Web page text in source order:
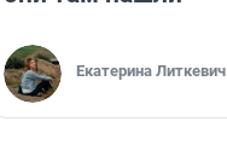
Екатерина Литкевич